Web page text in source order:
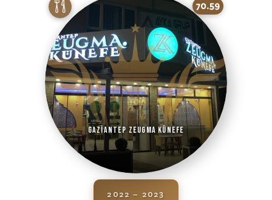
70.59
Gaziantep Zeugma Künefe
2022 – 2023